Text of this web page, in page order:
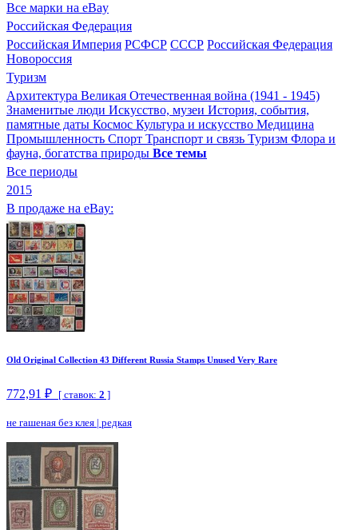
Все марки на eBay
Российская Федерация
Российская Империя РСФСР СССР Российская Федерация
Новороссия
Туризм
Архитектура Великая Отечественная война (1941 - 1945)
Знаменитые люди Искусство, музеи История, события,
памятные даты Космос Культура и искусство Медицина
Промышленность Спорт Транспорт и связь Туризм Флора и
фауна, богатства природы Все темы
Все периоды
2015
В продаже на eBay:
Old Original Collection 43 Different Russia Stamps Unused Very Rare
772,91 ₽ [ ставок: 2 ]
не гашеная без клея | редкая